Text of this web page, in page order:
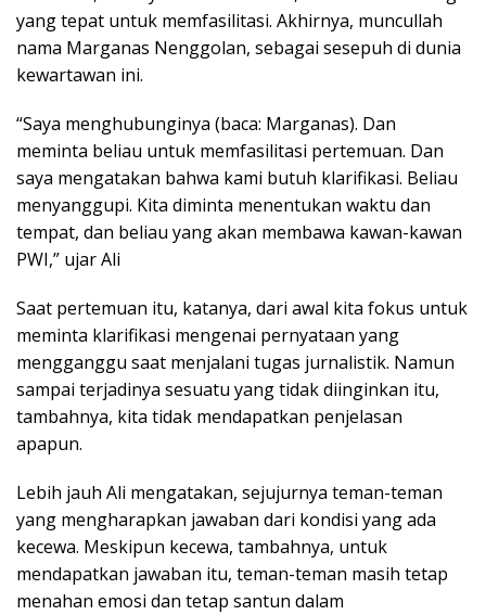
yang tepat untuk memfasilitasi. Akhirnya, muncullah
nama Marganas Nenggolan, sebagai sesepuh di dunia
kewartawan ini.
“Saya menghubunginya (baca: Marganas). Dan
meminta beliau untuk memfasilitasi pertemuan. Dan
saya mengatakan bahwa kami butuh klarifikasi. Beliau
menyanggupi. Kita diminta menentukan waktu dan
tempat, dan beliau yang akan membawa kawan-kawan
PWI,” ujar Ali
Saat pertemuan itu, katanya, dari awal kita fokus untuk
meminta klarifikasi mengenai pernyataan yang
mengganggu saat menjalani tugas jurnalistik. Namun
sampai terjadinya sesuatu yang tidak diinginkan itu,
tambahnya, kita tidak mendapatkan penjelasan
apapun.
Lebih jauh Ali mengatakan, sejujurnya teman-teman
yang mengharapkan jawaban dari kondisi yang ada
kecewa. Meskipun kecewa, tambahnya, untuk
mendapatkan jawaban itu, teman-teman masih tetap
menahan emosi dan tetap santun dalam